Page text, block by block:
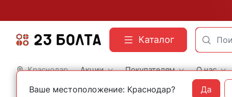
Каталог
Краснодар Акции Покупателям О нас
Главная Фасованный крепеж Шурупы
Ваше местоположение: Краснодар? Да